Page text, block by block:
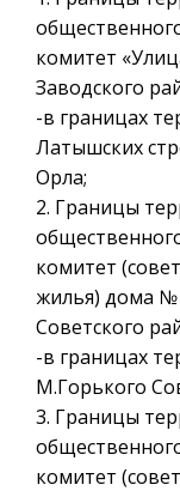
комитет
Заводского
-в границах
Латышских
Орла;
2. Границы
комитет
жилья) дома №
Советского
-в границах
М.Горького
3. Границы
комитет